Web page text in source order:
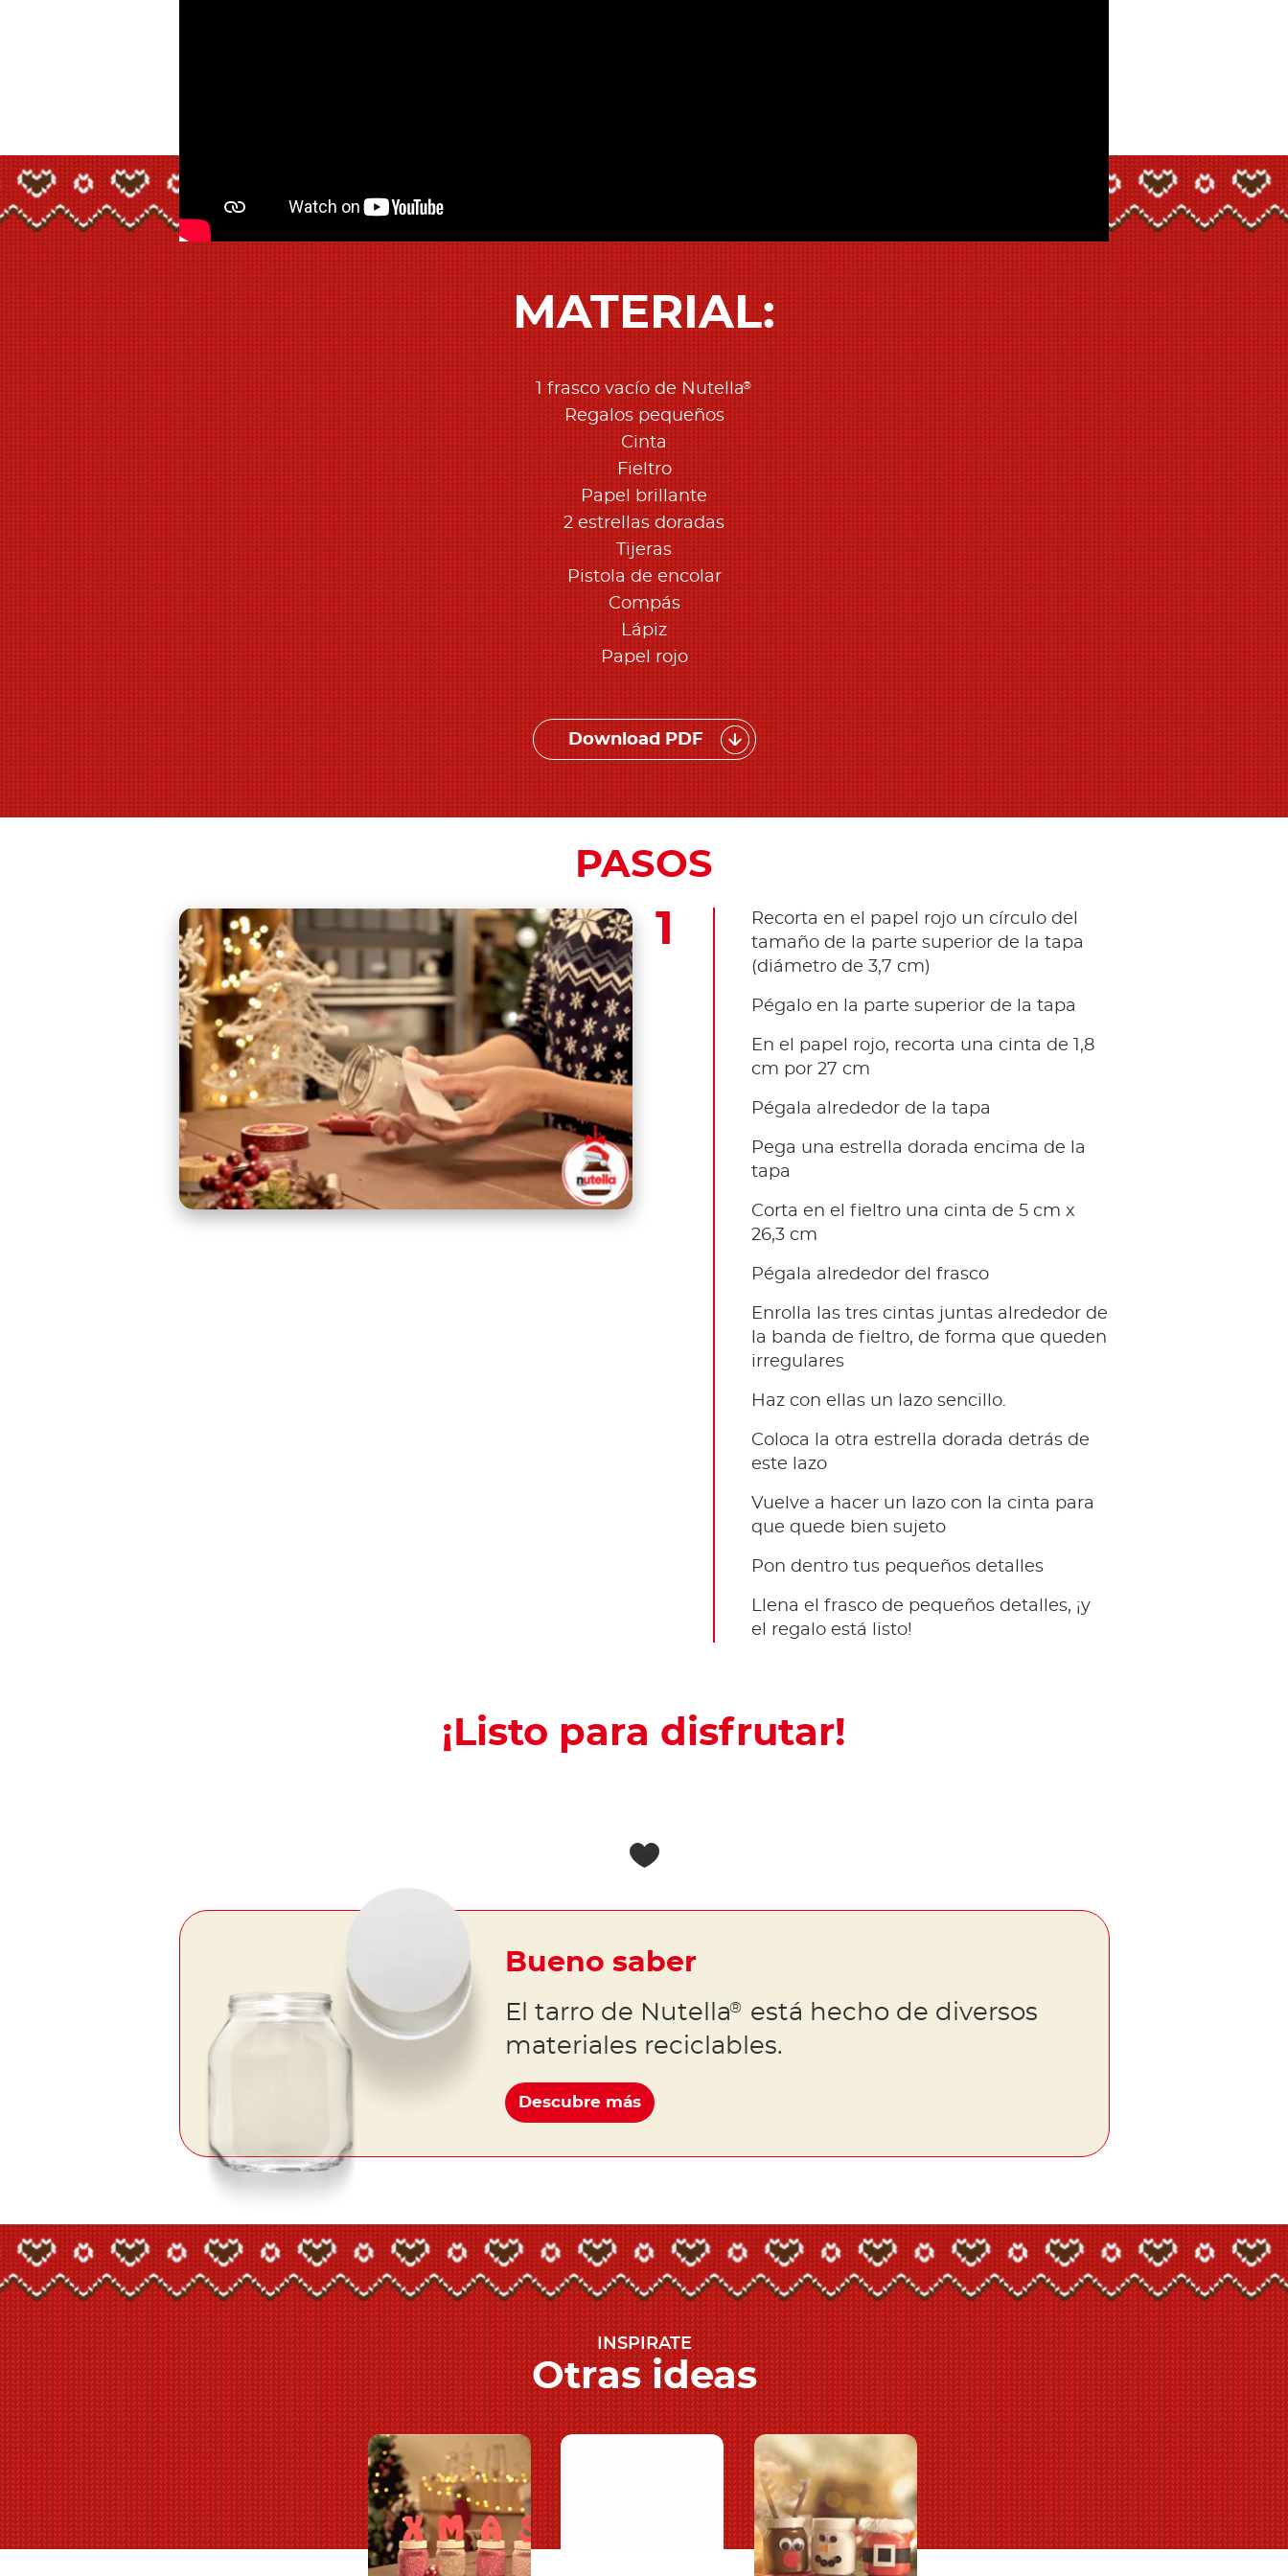
MATERIAL:
1 frasco vacío de Nutella®
Regalos pequeños
Cinta
Fieltro
Papel brillante
2 estrellas doradas
Tijeras
Pistola de encolar
Compás
Lápiz
Papel rojo
Download PDF
PASOS
Recorta en el papel rojo un círculo del
tamaño de la parte superior de la tapa
(diámetro de 3,7 cm)
Pégalo en la parte superior de la tapa
En el papel rojo, recorta una cinta de 1,8
cm por 27 cm
Pégala alrededor de la tapa
Pega una estrella dorada encima de la
tapa
Corta en el fieltro una cinta de 5 cm x
26,3 cm
Pégala alrededor del frasco
Enrolla las tres cintas juntas alrededor de
la banda de fieltro, de forma que queden
irregulares
Haz con ellas un lazo sencillo.
Coloca la otra estrella dorada detrás de
este lazo
Vuelve a hacer un lazo con la cinta para
que quede bien sujeto
Pon dentro tus pequeños detalles
Llena el frasco de pequeños detalles, ¡y
el regalo está listo!
¡Listo para disfrutar!
Bueno saber
El tarro de Nutella®
está hecho de diversos
materiales reciclables.
Descubre más
INSPIRATE
Otras ideas